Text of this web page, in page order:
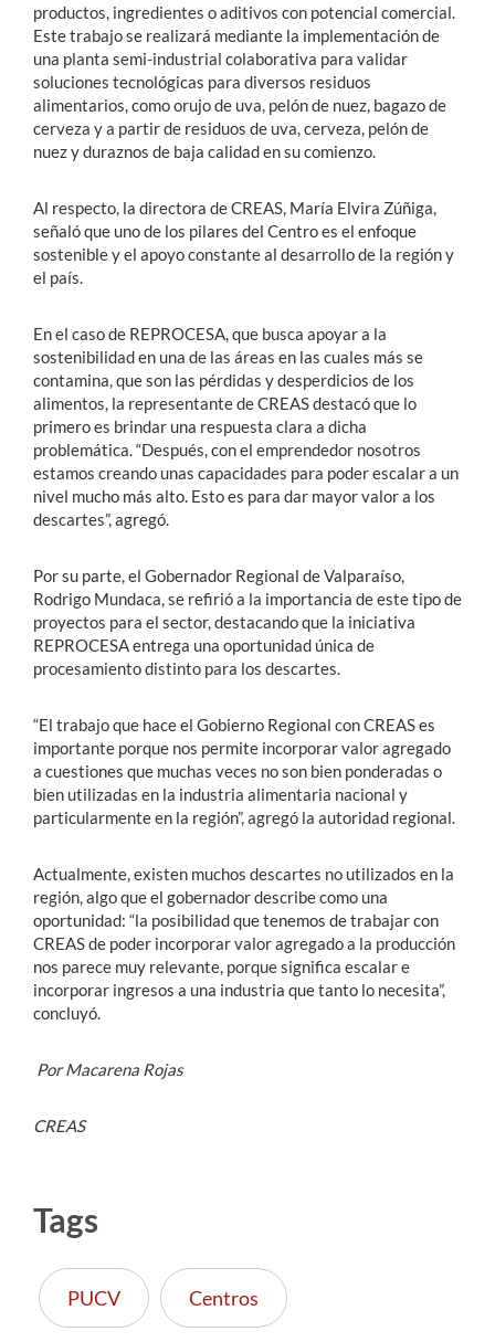
productos, ingredientes o aditivos con potencial comercial.
Este trabajo se realizará mediante la implementación de
una planta semi-industrial colaborativa para validar
soluciones tecnológicas para diversos residuos
alimentarios, como orujo de uva, pelón de nuez, bagazo de
cerveza y a partir de residuos de uva, cerveza, pelón de
nuez y duraznos de baja calidad en su comienzo.
Al respecto, la directora de CREAS, María Elvira Zúñiga,
señaló que uno de los pilares del Centro es el enfoque
sostenible y el apoyo constante al desarrollo de la región y
el país.
En el caso de REPROCESA, que busca apoyar a la
sostenibilidad en una de las áreas en las cuales más se
contamina, que son las pérdidas y desperdicios de los
alimentos, la representante de CREAS destacó que lo
primero es brindar una respuesta clara a dicha
problemática. “Después, con el emprendedor nosotros
estamos creando unas capacidades para poder escalar a un
nivel mucho más alto. Esto es para dar mayor valor a los
descartes”, agregó.
Por su parte, el Gobernador Regional de Valparaíso,
Rodrigo Mundaca, se refirió a la importancia de este tipo de
proyectos para el sector, destacando que la iniciativa
REPROCESA entrega una oportunidad única de
procesamiento distinto para los descartes.
“El trabajo que hace el Gobierno Regional con CREAS es
importante porque nos permite incorporar valor agregado
a cuestiones que muchas veces no son bien ponderadas o
bien utilizadas en la industria alimentaria nacional y
particularmente en la región”, agregó la autoridad regional.
Actualmente, existen muchos descartes no utilizados en la
región, algo que el gobernador describe como una
oportunidad: “la posibilidad que tenemos de trabajar con
CREAS de poder incorporar valor agregado a la producción
nos parece muy relevante, porque significa escalar e
incorporar ingresos a una industria que tanto lo necesita”,
concluyó.
Por Macarena Rojas
CREAS
Tags
PUCV Centros